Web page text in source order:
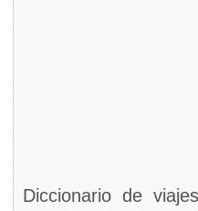
Diccionario de